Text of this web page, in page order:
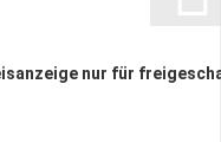
nur für